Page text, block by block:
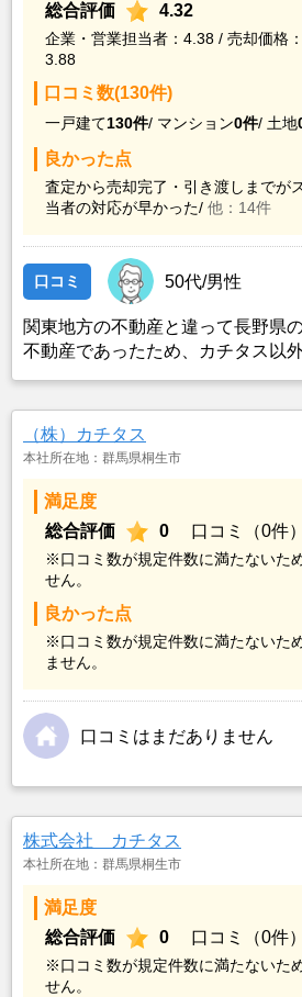
総合評価
4.32
企業・営業担当者：4.38 / 売却価格
3.88
口コミ数(130件)
一戸建て130件/ マンション0件/ 土地
良かった点
査定から売却完了・引き渡しまでが
当者の対応が早かった/ 他：14件
口コミ 50代/男性
関東地方の不動産と違って長野県
不動産であったため、カチタス以
も空き家の状態で不動産を残して
を決めた。
（株）カチタス
本社所在地：群馬県桐生市
満足度
総合評価
0 口コミ（0件）
※口コミ数が規定件数に満たないた
せん。
良かった点
※口コミ数が規定件数に満たないた
ません。
口コミはまだありません
株式会社 カチタス
本社所在地：群馬県桐生市
満足度
総合評価
0 口コミ（0件）
※口コミ数が規定件数に満たないた
せん。